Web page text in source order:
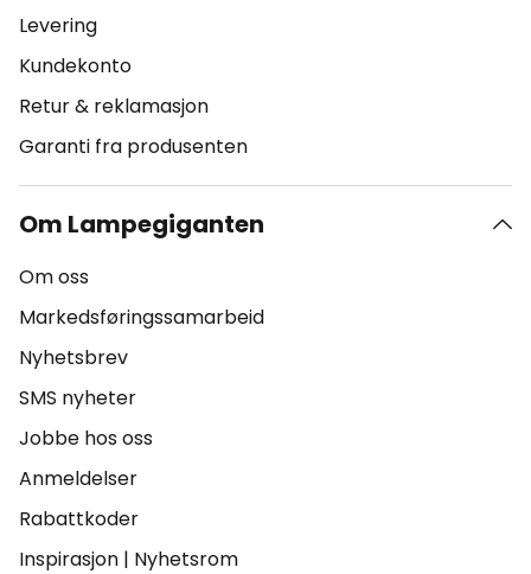
Levering
Kundekonto
Retur & reklamasjon
Garanti fra produsenten
Om Lampegiganten
Om oss
Markedsføringssamarbeid
Nyhetsbrev
SMS nyheter
Jobbe hos oss
Anmeldelser
Rabattkoder
Inspirasjon | Nyhetsrom